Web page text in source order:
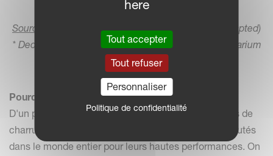
Source:
maize-monitoring, Kiel University, 2012 (adapted)
* Deoxynivalenol = metabolite of different fungi (Fusarium
culmorum, Fusarium gramineum, etc.)
Pourquoi labourer avec Kverneland ?
D'un point de vue agronomique, la gamme des corps de
charrue Kverneland est large. Ils sont également réputés
dans le monde entier pour leurs hautes performances. On
here
Tout accepter
Tout refuser
Personnaliser
Politique de confidentialité